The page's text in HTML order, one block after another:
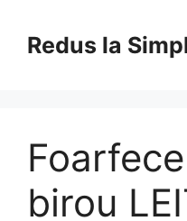
contentRedus la
birou